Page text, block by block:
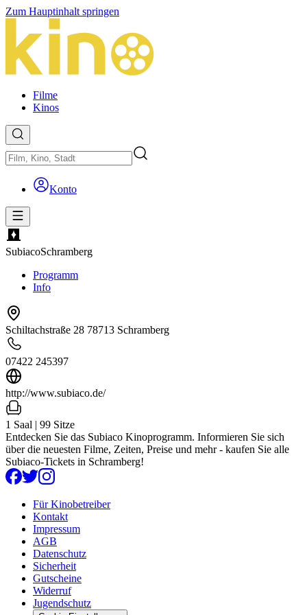
Zum Hauptinhalt springen
Filme
Kinos
Konto
SubiacoSchramberg
Programm
Info
Schiltachstraße 28 78713 Schramberg
07422 245397
http://www.subiaco.de/
1 Saal | 99 Sitze
Entdecken Sie das Subiaco Kinoprogramm. Informieren Sie sich
über die neuesten Filme, Zeiten, Preise und mehr - kaufen Sie alle
Subiaco-Tickets in Schramberg!
Für Kinobetreiber
Kontakt
Impressum
AGB
Datenschutz
Sicherheit
Gutscheine
Widerruf
Jugendschutz